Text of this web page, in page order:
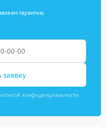
гарантию
конфиденциальности